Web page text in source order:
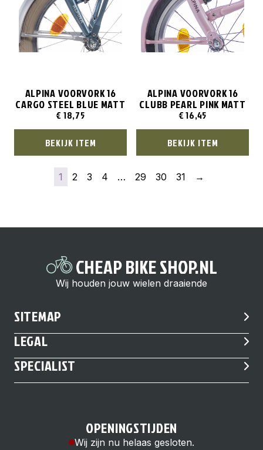
ALPINA VOORVORK 16
CARGO STEEL BLUE MATT
€ 18,75
BEKIJK ITEM
ALPINA VOORVORK 16
CLUBB PEARL PINK MATT
€16,45
BEKIJK ITEM
1 2 3 4 … 29 30 31 →
CHEAP BIKE SHOP.NL
Wij houden jouw wielen draaiende
SITEMAP
LEGAL
SPECIALIST
OPENINGSTIJDEN
Wij zijn nu helaas gesloten.